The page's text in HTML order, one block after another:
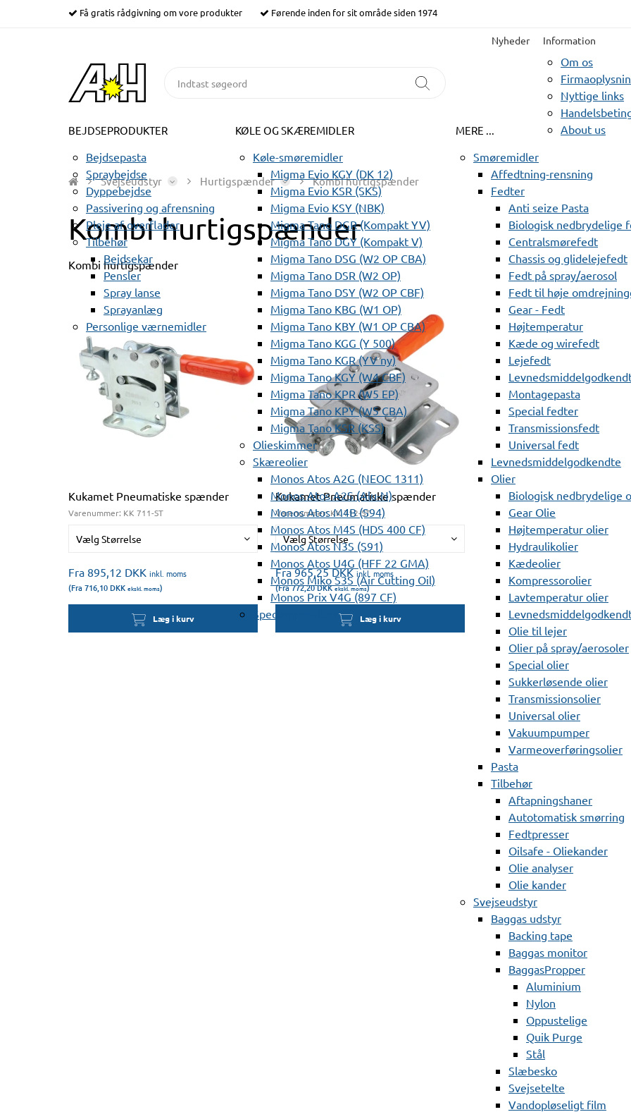
Få gratis rådgivning om vore produkter Førende inden for sit område siden 1974
Nyheder Information
Om os
Nyttige links
About us
BEJDSEPRODUKTER
Bejdsepasta
Spraybejdse
Dyppebejdse
Passivering og afrensning
Pleje af overflader
Tilbehør
Bejdsekar
Pensler
Spray lanse
Sprayanlæg
Personlige værnemidler
KØLE OG SKÆREMIDLER
Køle-smøremidler
Migma Evio KGY (DK 12)
Migma Evio KSR (SKS)
Migma Evio KSY (NBK)
Migma Tano DGR (Kompakt YV)
Migma Tano DGY (Kompakt V)
Migma Tano DSG (W2 OP CBA)
Migma Tano DSR (W2 OP)
Migma Tano DSY (W2 OP CBF)
Migma Tano KBG (W1 OP)
Migma Tano KBY (W1 OP CBA)
Migma Tano KGG (Y 500)
Migma Tano KGR (YV ny)
Migma Tano KGY (W4 CBF)
Migma Tano KPR (W5 EP)
Migma Tano KPY (W5 CBA)
Migma Tano KSR (KSS)
Olieskimmer
Skæreolier
Monos Atos A2G (NEOC 1311)
Monos Atos A2S (Alu-N)
Monos Atos M4B (S94)
Monos Atos M4S (HDS 400 CF)
Monos Atos N3S (S91)
Monos Atos U4G (HFF 22 GMA)
Monos Miko S3S (Air Cutting Oil)
Monos Prix V4G (897 CF)
Specialprodukter
MERE ...
Smøremidler
Affedtning-rensning
Fedter
Anti seize Pasta
Biologisk nedbrydelige
Centralsmørefedt
Chassis og glidelejefedt
Fedt på spray/aerosol
Fedt til høje
Gear - Fedt
Højtemperatur
Kæde og wirefedt
Lejefedt
Montagepasta
Special fedter
Transmissionsfedt
Universal fedt
Levnedsmiddelgodkendte
Olier
Biologisk nedbrydelige
Gear Olie
Højtemperatur olier
Hydraulikolier
Kædeolier
Kompressorolier
Lavtemperatur olier
Olie til lejer
Olier på spray/aerosoler
Special olier
Sukkerløsende olier
Transmissionsolier
Universal olier
Vakuumpumper
Varmeoverføringsolier
Pasta
Tilbehør
Aftapningshaner
Autotomatisk smørring
Fedtpresser
Oilsafe - Oliekander
Olie analyser
Olie kander
Svejseudstyr
Baggas udstyr
Backing tape
Baggas monitor
BaggasPropper
Aluminium
Nylon
Oppustelige
Quik Purge
Stål
Slæbesko
Svejsetelte
Vandopløseligt film
Svejseudstyr Hurtigspænder Kombi hurtigspænder
Kombi hurtigspænder
Kombi hurtigspænder
Kukamet Pneumatiske spænder
Varenummer: KK 711-ST
Vælg Størrelse
Fra 895,12 DKK inkl. moms
(Fra 716,10 DKK ekskl. moms)
Læg i kurv
Kukamet Pneumatiske spænder
Varenummer:KK 712-ST
Vælg Størrelse
Fra 965,25DKK inkl. moms
(Fra 772,20DKK ekskl. moms)
Læg i kurv